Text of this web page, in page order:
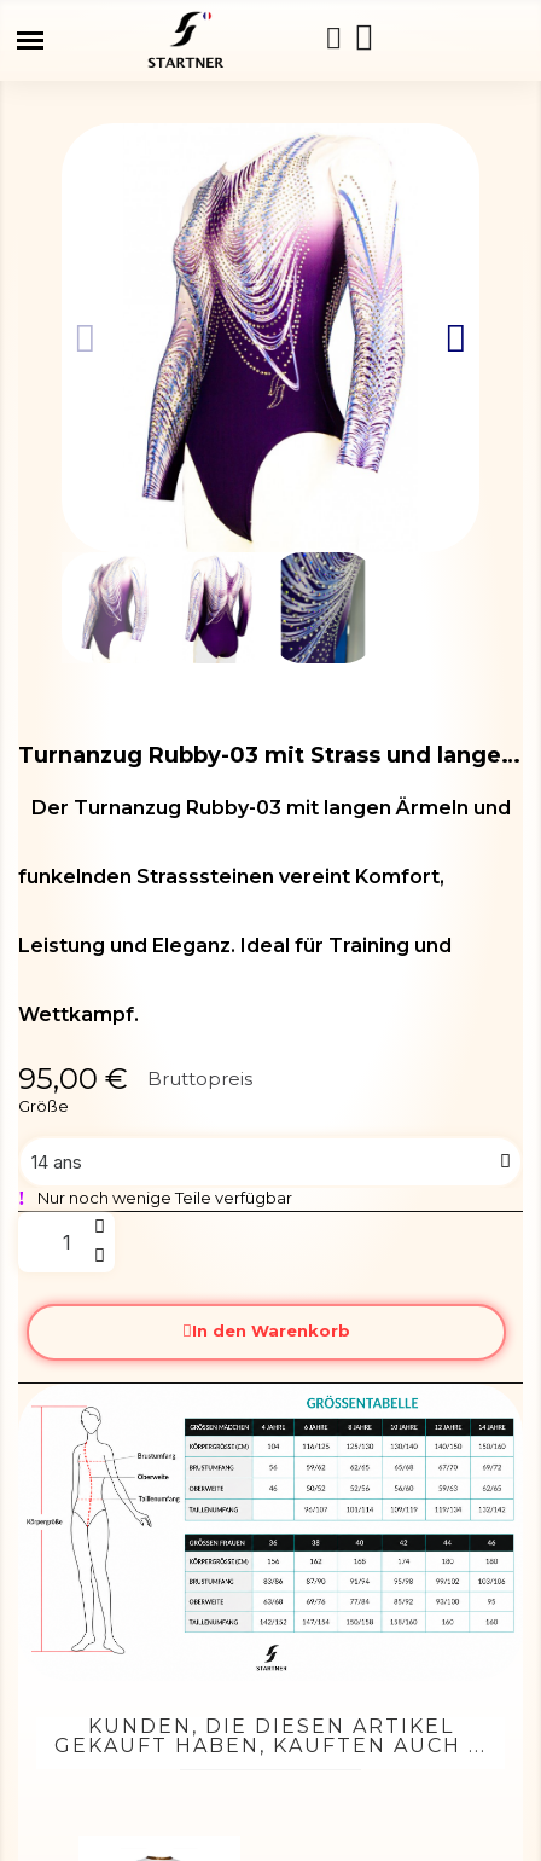
Turnanzug Rubby-03 mit Strass und langen Ärmeln
Der Turnanzug Rubby-03 mit langen Ärmeln und
funkelnden Strasssteinen vereint Komfort,
Leistung und Eleganz. Ideal für Training und
Wettkampf.
95,00 € Bruttopreis
Größe
Nur noch wenige Teile verfügbar
In den Warenkorb
KUNDEN, DIE DIESEN ARTIKEL
GEKAUFT HABEN, KAUFTEN AUCH ...